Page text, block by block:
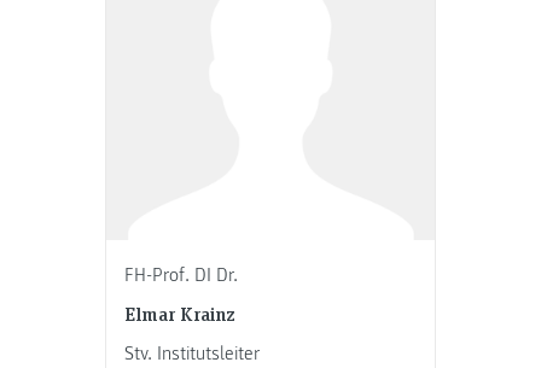
FH-Prof. DI Dr.
Elmar Krainz
Stv. Institutsleiter